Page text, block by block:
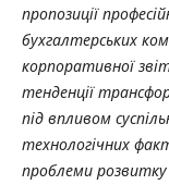
пропозиції
бухгалтерських
корпоративної
тенденції
під впливом
технологічних
проблеми розвитку